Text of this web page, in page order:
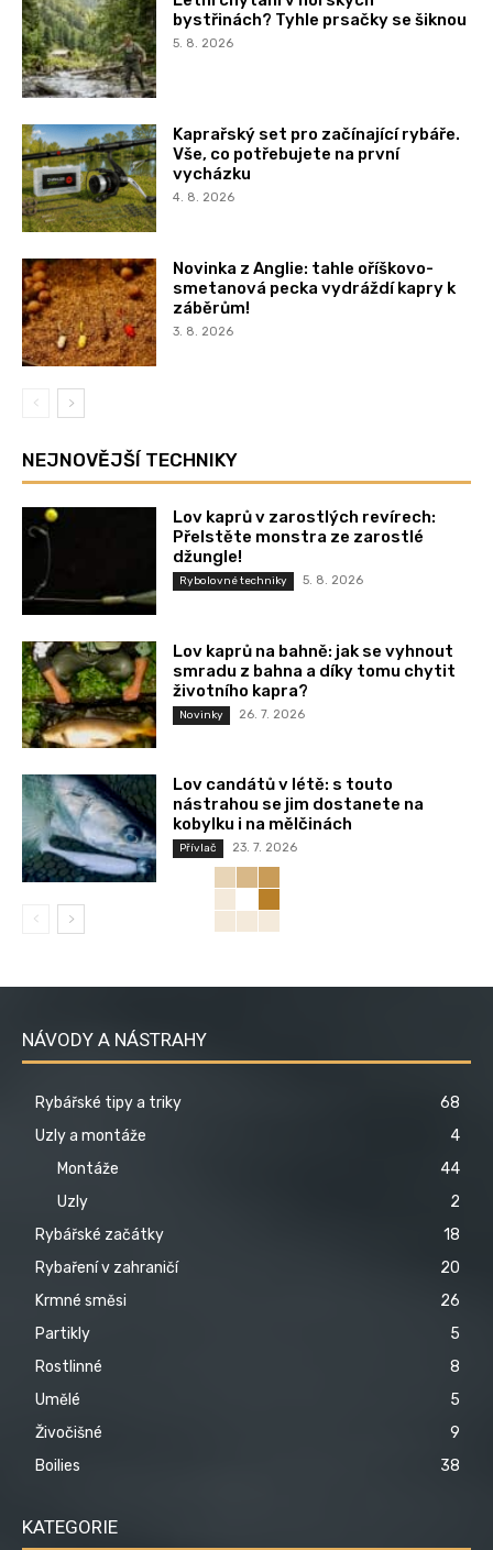
bystřinách? Tyhle prsačky se šiknou
5. 8. 2026
Kaprařský set pro začínající rybáře.
Vše, co potřebujete na první
vycházku
4. 8. 2026
Novinka z Anglie: tahle oříškovo-
smetanová pecka vydráždí kapry k
záběrům!
3. 8. 2026
NEJNOVĚJŠÍ TECHNIKY
Lov kaprů v zarostlých revírech:
Přelstěte monstra ze zarostlé
džungle!
Rybolovné techniky 5. 8. 2026
Lov kaprů na bahně: jak se vyhnout
smradu z bahna a díky tomu chytit
životního kapra?
Novinky 26. 7. 2026
Lov candátů v létě: s touto
nástrahou se jim dostanete na
kobylku i na mělčinách
Přívlač 23. 7. 2026
NÁVODY A NÁSTRAHY
Rybářské tipy a triky
68
Uzly a montáže
4
Montáže
44
Uzly
2
Rybářské začátky
18
Rybaření v zahraničí
20
Krmné směsi
26
Partikly
5
Rostlinné
8
Umělé
5
Živočišné
9
Boilies
38
KATEGORIE